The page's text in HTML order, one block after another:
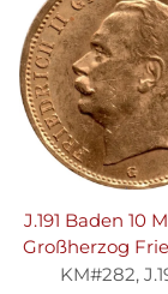
J.191 Baden 10
Großherzog
Gold -
KM#282,